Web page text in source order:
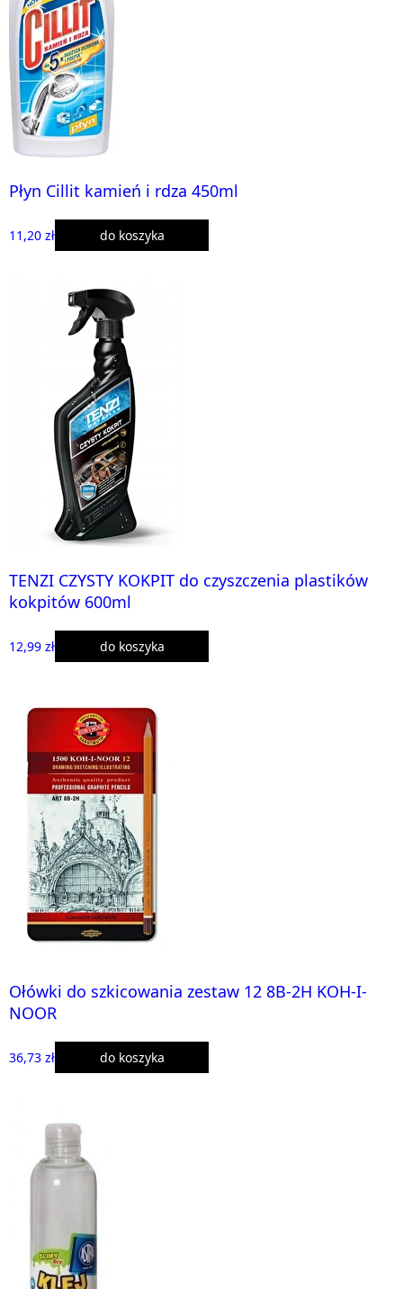
Płyn Cillit kamień i rdza 450ml
11,20 zł do koszyka
TENZI CZYSTY KOKPIT do czyszczenia plastików
kokpitów 600ml
12,99 zł do koszyka
Ołówki do szkicowania zestaw 12 8B-2H KOH-I-
NOOR
36,73 zł do koszyka